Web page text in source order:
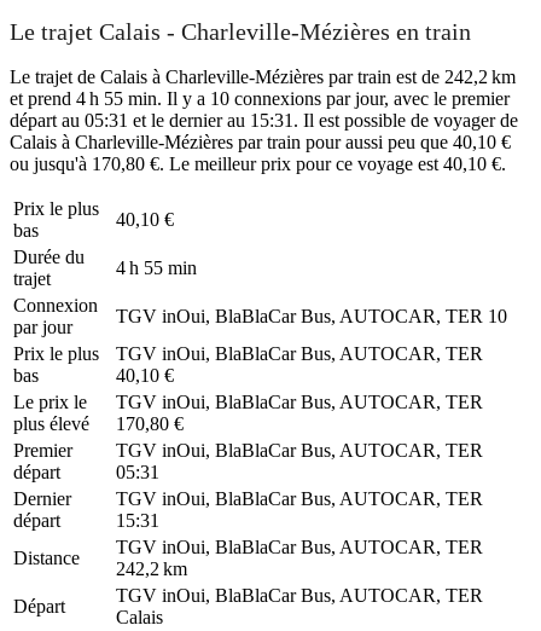
Le trajet Calais - Charleville-Mézières en train
Le trajet de Calais à Charleville-Mézières par train est de 242,2 km
et prend 4 h 55 min. Il y a 10 connexions par jour, avec le premier
départ au 05:31 et le dernier au 15:31. Il est possible de voyager de
Calais à Charleville-Mézières par train pour aussi peu que 40,10 €
ou jusqu'à 170,80 €. Le meilleur prix pour ce voyage est 40,10 €.
Prix ​​le plus
bas
40,10 €
Durée du
trajet
4 h 55 min
Connexion
par jour
TGV inOui, BlaBlaCar Bus, AUTOCAR, TER 10
Prix ​​le plus
bas
TGV inOui, BlaBlaCar Bus, AUTOCAR, TER
40,10 €
Le prix le
plus élevé
TGV inOui, BlaBlaCar Bus, AUTOCAR, TER
170,80 €
Premier
départ
TGV inOui, BlaBlaCar Bus, AUTOCAR, TER
05:31
Dernier
départ
TGV inOui, BlaBlaCar Bus, AUTOCAR, TER
15:31
Distance
TGV inOui, BlaBlaCar Bus, AUTOCAR, TER
242,2 km
Départ
TGV inOui, BlaBlaCar Bus, AUTOCAR, TER
Calais